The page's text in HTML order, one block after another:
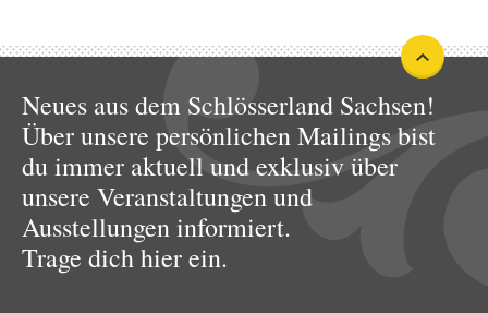
Neues aus dem Schlösserland Sachsen!
Über unsere persönlichen Mailings bist
du immer aktuell und exklusiv über
unsere Veranstaltungen und
Ausstellungen informiert.
Trage dich hier ein.